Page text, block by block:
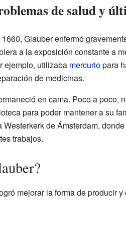
de salud y
1660, Glauber enfermó
a la exposición constante a
ejemplo, utilizaba mercuriopara
de medicinas.
en cama. Poco a poco,
para poder mantener a su
de Ámsterdam,
trabajos.
mejorar la forma de producir y